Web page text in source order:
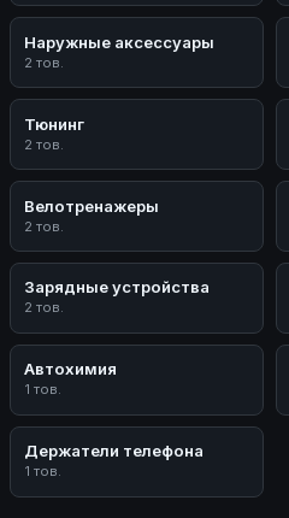
Наружные аксессуары
2 тов.
Тюнинг
2 тов.
Велотренажеры
2 тов.
Зарядные устройства
2 тов.
Автохимия
1 тов.
Держатели телефона
1 тов.